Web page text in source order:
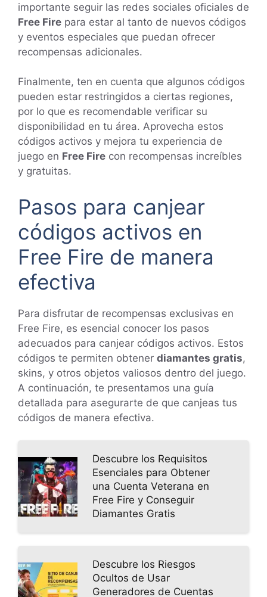
importante seguir las redes sociales oficiales de
Free Fire para estar al tanto de nuevos códigos
y eventos especiales que puedan ofrecer
recompensas adicionales.
Finalmente, ten en cuenta que algunos códigos
pueden estar restringidos a ciertas regiones,
por lo que es recomendable verificar su
disponibilidad en tu área. Aprovecha estos
códigos activos y mejora tu experiencia de
juego en Free Fire con recompensas increíbles
y gratuitas.
Pasos para canjear
códigos activos en
Free Fire de manera
efectiva
Para disfrutar de recompensas exclusivas en
Free Fire, es esencial conocer los pasos
adecuados para canjear códigos activos. Estos
códigos te permiten obtener diamantes gratis,
skins, y otros objetos valiosos dentro del juego.
A continuación, te presentamos una guía
detallada para asegurarte de que canjeas tus
códigos de manera efectiva.
Descubre los Requisitos
Esenciales para Obtener
una Cuenta Veterana en
Free Fire y Conseguir
Diamantes Gratis
Descubre los Riesgos
Ocultos de Usar
Generadores de Cuentas